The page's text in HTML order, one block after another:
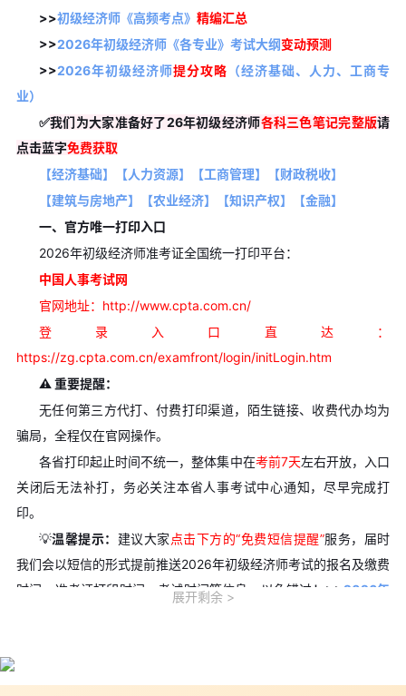
>>初级经济师《高频考点》 精编汇总
>>2026年初级经济师《各专业》考试大纲变动预测
>>2026年初级经济师提分攻略 （经济基础、人力、工商专
业）
✅我们为大家准备好了26年初级经济师各科三色笔记完整版请
点击蓝字免费获取
【经济基础】
【人力资源】 【工商管理】
【财政税收】
【建筑与房地产】
【农业经济】 【知识产权】
【金融】
一、官方唯一打印入口
2026年初级经济师准考证全国统一打印平台：
中国人事考试网
官网地址：http://www.cpta.com.cn/
登录入口直达：
https://zg.cpta.com.cn/examfront/login/initLogin.htm
⚠️ 重要提醒：
无任何第三方代打、付费打印渠道，陌生链接、收费代办均为
骗局，全程仅在官网操作。
各省打印起止时间不统一，整体集中在考前7天左右开放，入口
关闭后无法补打，务必关注本省人事考试中心通知，尽早完成打
印。
💡温馨提示： 建议大家 点击下方的“免费短信提醒”服务，届时
我们会以短信的形式提前推送2026年初级经济师考试的报名及缴费
时间、准考证打印时间、考试时间等信息，以免错过！ >> 2026年
展开剩余